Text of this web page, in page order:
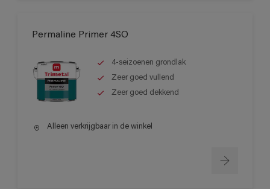
Permaline Primer 4SO
4-seizoenen grondlak
Zeer goed vullend
Zeer goed dekkend
Alleen verkrijgbaar in de winkel